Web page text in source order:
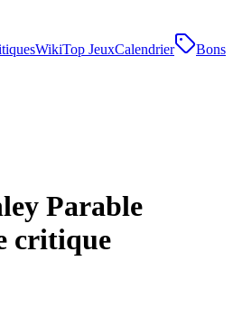
WikiTop JeuxCalendrier
Bons
Parable
critique